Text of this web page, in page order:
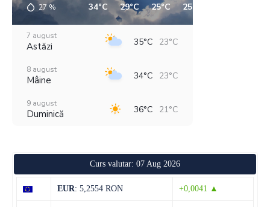
27 % 34°C 29°C 25°C 25°C
7 august
Astăzi 35°C 23°C
8 august
Mâine 34°C 23°C
9 august
Duminică 36°C 21°C
38°C 21°C
Curs valutar: 07 Aug 2026
EUR: 5,2554 RON +0,0041 ▲